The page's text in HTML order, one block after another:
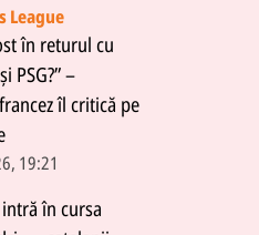
League
în returul cu
PSG?” –
îl critică pe
19:21
în cursa